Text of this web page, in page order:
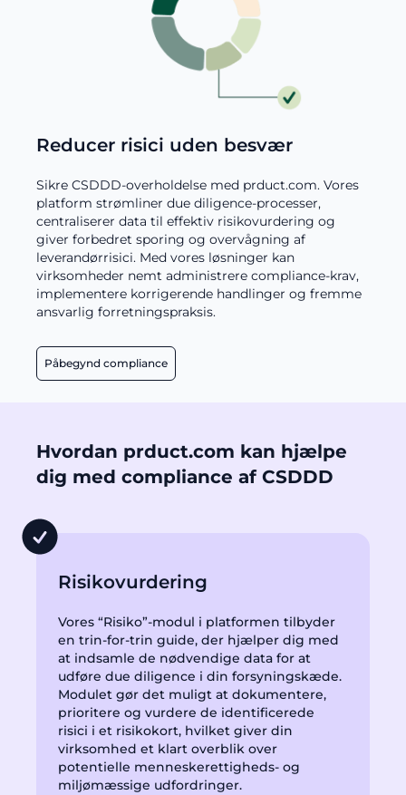
Reducer risici uden besvær
Sikre CSDDD-overholdelse med prduct.com. Vores
platform strømliner due diligence-processer,
centraliserer data til effektiv risikovurdering og
giver forbedret sporing og overvågning af
leverandørrisici. Med vores løsninger kan
virksomheder nemt administrere compliance-krav,
implementere korrigerende handlinger og fremme
ansvarlig forretningspraksis.
Påbegynd compliance
Hvordan prduct.com kan hjælpe
dig med compliance af CSDDD
Risikovurdering
Vores “Risiko”-modul i platformen tilbyder
en trin-for-trin guide, der hjælper dig med
at indsamle de nødvendige data for at
udføre due diligence i din forsyningskæde.
Modulet gør det muligt at dokumentere,
prioritere og vurdere de identificerede
risici i et risikokort, hvilket giver din
virksomhed et klart overblik over
potentielle menneskerettigheds- og
miljømæssige udfordringer.